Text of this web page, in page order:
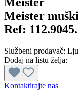
Meister
Ref:
Službeni prodavač:
Dodaj na listu želja:
Kontaktirajte nas